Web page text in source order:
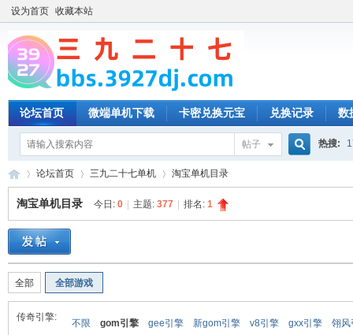
设为首页 收藏本站
论坛首页 微端单机下载 卡密兑换元宝 兑换记录 数
帖子 热搜:
»
论坛首页 三九二十七单机 淘宝单机目录
淘宝单机目录 今日: 0 主题: 377 排名: 1
全部 全部游戏
传奇引擎:
不限 gom引擎 gee引擎 新gom引擎 v8引擎 gxx引擎 翎风